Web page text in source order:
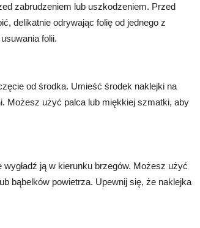
zabrudzeniem lub uszkodzeniem. Przed
delikatnie odrywając folię od jednego z
folii.
od środka. Umieść środek naklejki na
Możesz użyć palca lub miękkiej szmatki, aby
ją w kierunku brzegów. Możesz użyć
bąbelków powietrza. Upewnij się, że naklejka